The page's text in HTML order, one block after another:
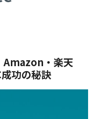
・楽天
功の秘訣